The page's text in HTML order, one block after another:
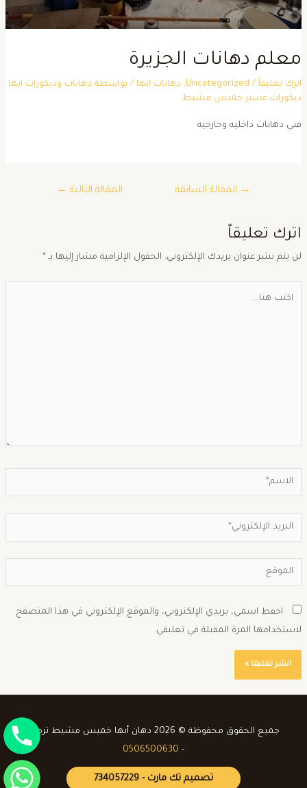
دهانات الجزيرة
تعليقاً /
Uncategorized
,دهانات ابها/ بواسطة دهانات وديكورات ابها
عسير خميس مشيط
دهانات داخليه وخارجيه
→المقالة السابقة المقالة التالية←
تعليقاً
يتم نشر عنوان بريدك الإلكتروني. الحقول الإلزامية مشار إليها بـ *
احفظ اسمي، بريدي الإلكتروني، والموقع الإلكتروني في هذا المتصفح
المرة المقبلة في تعليقي.
جميع الحقوق محفوظة © 2026 دهان أبها خميس مشيط ترميم
0506500630
تصميم تك مارت - 734057229
جوال
واتساب